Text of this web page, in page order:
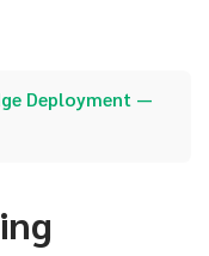
Deployment —